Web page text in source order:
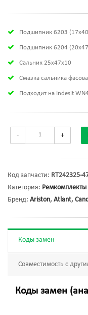
Подшипник 6203
Подшипник 6204
Сальник 25x47x10
Смазка сальника
Подходит на Indesit
- +
Код запчасти: RT242325-
Категория: Ремкомплекты
Бренд: Ariston, Atlant,
Коды замен
Совместимость с
Коды замен